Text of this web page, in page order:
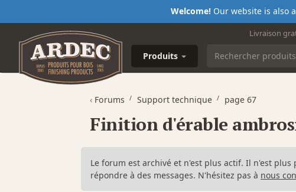
Welcome!Our website is also
Livraison
Produits
‹ Forums Support technique page 67
Finition d'érable
Le forum est archivé et n'est plus actif. Il n'est
répondre à des messages. N'hésitez pas à nous